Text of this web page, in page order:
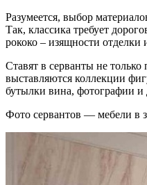
Разумеется, выбор
Так, классика требует
рококо – изящности отделки
Ставят в серванты не только
выставляются коллекции
бутылки вина, фотографии и
Фото сервантов — мебели в